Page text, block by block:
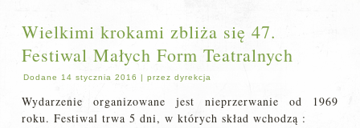
Wielkimi krokami zbliża się 47.
Festiwal Małych Form Teatralnych
Dodane 14 stycznia 2016 |przez dyrekcja
Wydarzenie organizowane jest nieprzerwanie od 1969
roku. Festiwal trwa 5 dni, w których skład wchodzą :